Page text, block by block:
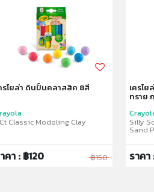
รโยล่า ดินปั้นคลาสสิค 8สี
Classic Modeling Clay
คา : ฿120 ฿150
เครโย
ทราย
Silly
Sand
ราค